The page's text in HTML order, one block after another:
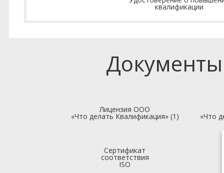
квалификации
Лицензия ООО
«Что делать Квалификация» (1) «Что
Сертификат
соответствия
ISO